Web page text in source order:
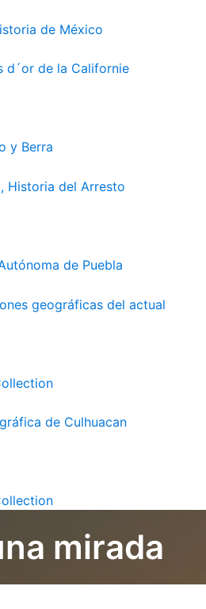
de México
d´or de la Californie
y Berra
Historia del Arresto
de Puebla
geográficas del actual
de Culhuacan
mirada